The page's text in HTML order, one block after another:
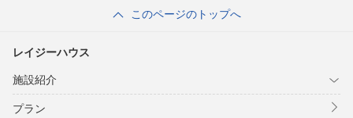
このページのトップへ
レイジーハウス
施設紹介
プラン